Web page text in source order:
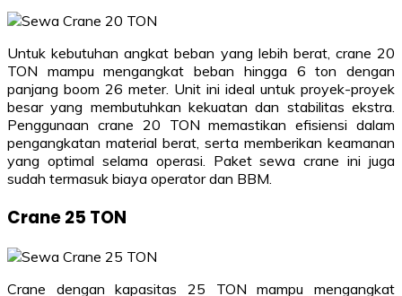
Untuk kebutuhan angkat beban yang lebih berat, crane 20
TON mampu mengangkat beban hingga 6 ton dengan
panjang boom 26 meter. Unit ini ideal untuk proyek-proyek
besar yang membutuhkan kekuatan dan stabilitas ekstra.
Penggunaan crane 20 TON memastikan efisiensi dalam
pengangkatan material berat, serta memberikan keamanan
yang optimal selama operasi. Paket sewa crane ini juga
sudah termasuk biaya operator dan BBM.
Crane 25 TON
Crane dengan kapasitas 25 TON mampu mengangkat